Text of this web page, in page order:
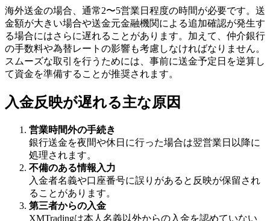
海外送金の場合、通常2〜5営業日程度の時間が必要です。送
金額が大きい場合や送金元金融機関による追加確認が発生す
る場合にはさらに遅れることがあります。加えて、仲介銀行
の手数料や為替レートの影響も考慮しなければなりません。
スムーズな取引を行うためには、事前に送金予定日を逆算し
て資金を準備することが推奨されます。
入金反映が遅れる主な原因
営業時間外の手続き
銀行送金を夜間や休日に行った場合は翌営業日以降に
処理されます。
不備のある情報入力
入金者名義や口座番号に誤りがあると反映が保留され
ることがあります。
第三者からの入金
XMTradingは本人名義以外からの入金を認めていない